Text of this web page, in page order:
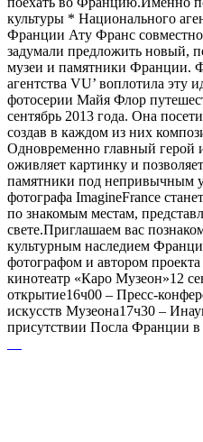
культуры * Национального
Франции Ату Франс
задумали предложить новый,
музеи и памятники Франции.
агентства VU’ воплотила эту
фотосерии Майя Флор
сентябрь 2013 года. Она
создав в каждом из них
Одновременно главный герой
оживляет картинку и
памятники под непривычным
фотографа ImagineFrance
по знакомым местам,
свете.Приглашаем вас
культурным наследием
фотографом и автором
кинотеатр «Каро Музеон»12
открытие16ч00 – Пресс-
искусств Музеона17ч30 –
присутствии Посла Франции в